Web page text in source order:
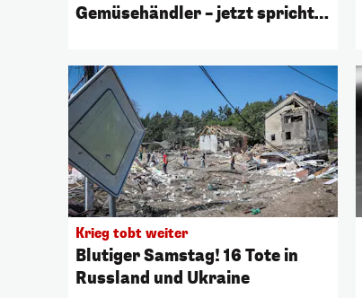
Gemüsehändler – jetzt spricht
Krieg tobt weiter
Blutiger Samstag! 16 Tote in
Russland und Ukraine